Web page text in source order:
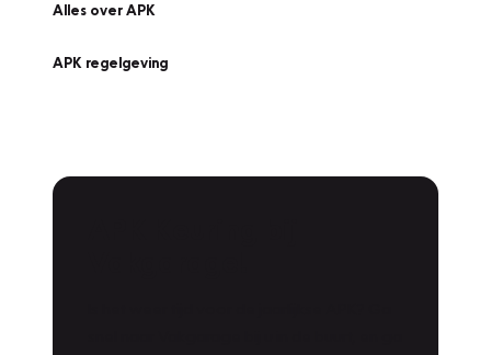
Alles over APK
APK regelgeving